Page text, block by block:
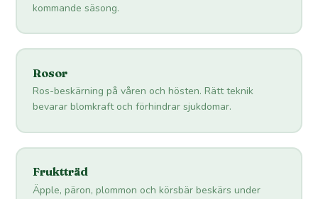
kommande säsong.
Rosor
Ros-beskärning på våren och hösten. Rätt teknik
bevarar blomkraft och förhindrar sjukdomar.
Fruktträd
Äpple, päron, plommon och körsbär beskärs under